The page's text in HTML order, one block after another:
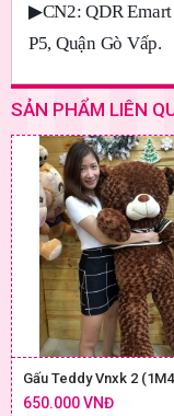
▶CN2: QDR
P5, Quận Gò Vấp.
SẢN PHẨM LIÊN
Gấu Teddy Vnxk 2
650.000 VNĐ